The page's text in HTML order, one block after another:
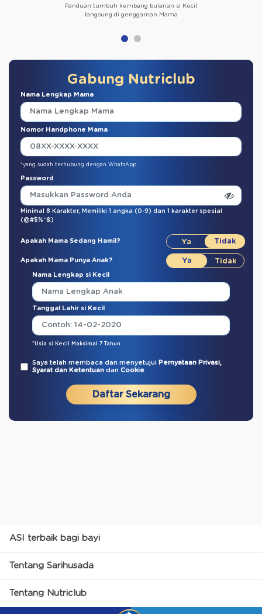
Panduan tumbuh kembang bulanan si Kecil
langsung di genggaman Mama
Gabung Nutriclub
Nama Lengkap Mama
Nomor Handphone Mama
*yang sudah terhubung dengan WhatsApp
Password
Minimal 8 Karakter, Memiliki 1 angka (0-9) dan 1 karakter spesial
(@#$%^&)
Apakah Mama Sedang Hamil?
Apakah Mama Punya Anak?
Nama Lengkap si Kecil
Tanggal Lahir si Kecil
*Usia si Kecil Maksimal 7 Tahun
Saya telah membaca dan menyetujui Pernyataan Privasi,
Syarat dan Ketentuan dan Cookie
Daftar Sekarang
ASI terbaik bagi bayi
Tentang Sarihusada
Tentang Nutriclub